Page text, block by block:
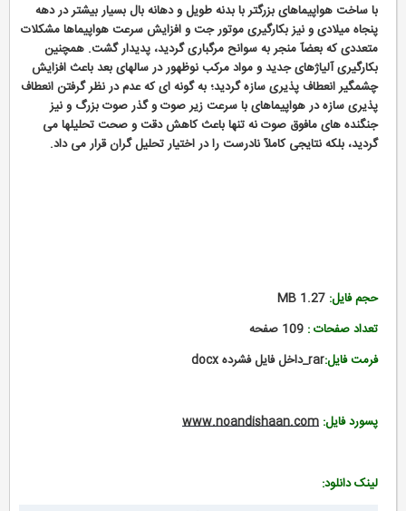
با ساخت هواپیماهای بزرگتر با بدنه طویل و دهانه بال بسیار بیشتر در دهه
پنجاه میلادی و نیز بکارگیری موتور جت و افزایش سرعت هواپیماها مشکلات
متعددی که بعضآ منجر به سوانح مرگباری گردید، پدیدار گشت. همچنین
بکارگیری آلیاژهای جدید و مواد مرکب نوظهور در سالهای بعد باعث افزایش
چشمگیر انعطاف پذیری سازه گردید؛ به گونه ای که عدم در نظر گرفتن انعطاف
پذیری سازه در هواپیماهای با سرعت زیر صوت و گذر صوت بزرگ و نیز
جنگنده های مافوق صوت نه تنها باعث کاهش دقت و صحت تحلیلها می
گردید، بلکه نتایجی کاملآ نادرست را در اختیار تحلیل گران قرار می داد.
حجم فایل:1.27 MB
تعداد صفحات :109 صفحه
فرمت فایل:rar_داخل فایل فشرده docx
پسورد فایل:
www.noandishaan.com
لینک دانلود: